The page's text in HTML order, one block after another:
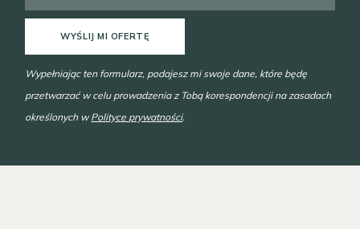
WYŚLIJ MI OFERTĘ
Wypełniając ten formularz, podajesz mi swoje dane, które będę
przetwarzać w celu prowadzenia z Tobą korespondencji na zasadach
określonych wPolityce prywatności.